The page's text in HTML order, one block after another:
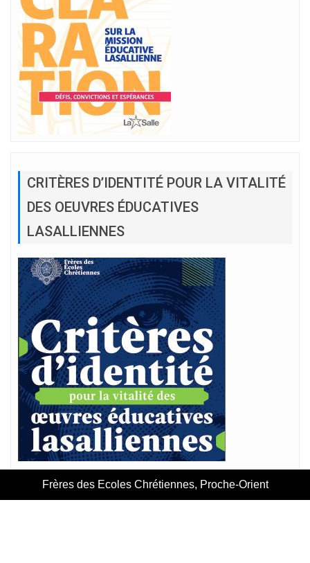
CRITÈRES D’IDENTITÉ POUR LA VITALITÉ
DES OEUVRES ÉDUCATIVES
LASALLIENNES
Frères des Ecoles Chrétiennes, Proche-Orient